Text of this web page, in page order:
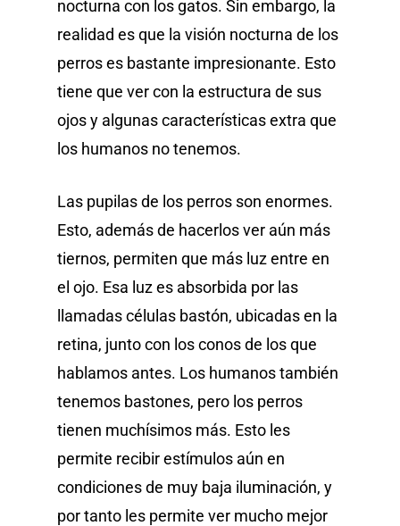
nocturna con los gatos. Sin embargo, la
realidad es que la visión nocturna de los
perros es bastante impresionante. Esto
tiene que ver con la estructura de sus
ojos y algunas características extra que
los humanos no tenemos.
Las pupilas de los perros son enormes.
Esto, además de hacerlos ver aún más
tiernos, permiten que más luz entre en
el ojo. Esa luz es absorbida por las
llamadas células bastón, ubicadas en la
retina, junto con los conos de los que
hablamos antes. Los humanos también
tenemos bastones, pero los perros
tienen muchísimos más. Esto les
permite recibir estímulos aún en
condiciones de muy baja iluminación, y
por tanto les permite ver mucho mejor
Home
Sobre
Nuestras
Conferencias
Blog
Contacto